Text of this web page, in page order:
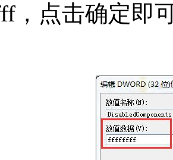
，点击确定即